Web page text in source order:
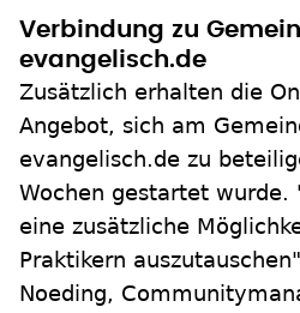
Verbindung zu
evangelisch.de
Zusätzlich erhalten die
Angebot, sich am
evangelisch.de zu
Wochen gestartet
eine zusätzliche
Praktikern
Noeding,